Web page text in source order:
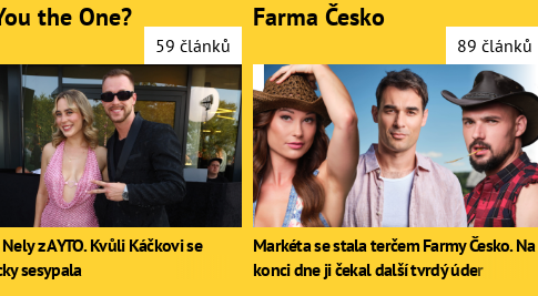
the One?
59 článků
z AYTO. Kvůli Káčkovi se
sesypala
Farma Česko
89 článků
Markéta se stala terčem Farmy Česko. Na
konci dne ji čekal další tvrdý úder